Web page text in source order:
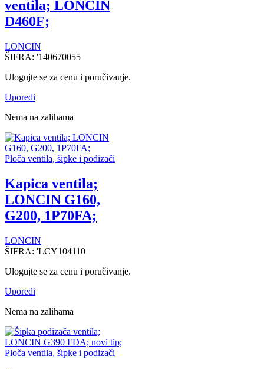
ventila; LONCIN
D460F;
LONCIN
ŠIFRA: '140670055
Ulogujte se za cenu i poručivanje.
Uporedi
Nema na zalihama
Ploča ventila, šipke i podizači
Kapica ventila;
LONCIN G160,
G200, 1P70FA;
LONCIN
ŠIFRA: 'LCY104110
Ulogujte se za cenu i poručivanje.
Uporedi
Nema na zalihama
Ploča ventila, šipke i podizači